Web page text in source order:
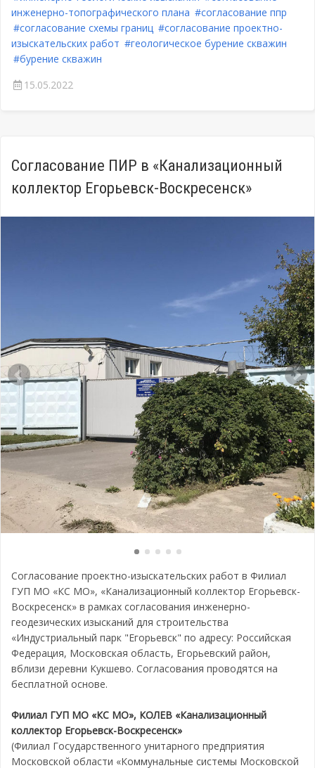
инженерно-топографического плана #согласование ппр
#согласование схемы границ #согласование проектно-
изыскательских работ #геологическое бурение скважин
#бурение скважин
15.05.2022
Согласование ПИР в «Канализационный
коллектор Егорьевск-Воскресенск»
Согласование проектно-изыскательских работ в Филиал
ГУП МО «КС МО», «Канализационный коллектор Егорьевск-
Воскресенск» в рамках согласования инженерно-
геодезических изысканий для строительства
«Индустриальный парк "Егорьевск" по адресу: Российская
Федерация, Московская область, Егорьевский район,
вблизи деревни Кукшево. Согласования проводятся на
бесплатной основе.
Филиал ГУП МО «КС МО», КОЛЕВ «Канализационный
коллектор Егорьевск-Воскресенск»
(Филиал Государственного унитарного предприятия
Московской области «Коммунальные системы Московской